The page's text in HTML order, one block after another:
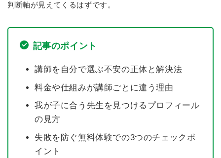
判断軸が見えてくるはずです。
記事のポイント
講師を自分で選ぶ不安の正体と解決法
料金や仕組みが講師ごとに違う理由
我が子に合う先生を見つけるプロフィール
の見方
失敗を防ぐ無料体験での3つのチェックポ
イント